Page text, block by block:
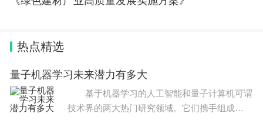
术联考也称之为统考，联考是由省级进行组织的考
联考考试成绩作为你报考本省美术院校的专业成绩，
除单考单招的美术院校，其他的艺术院校都依据联考
热点精选
量子机器学习未来潜力有多大
基于机器学习的人工智能和量子计算机可谓
技术界的两大热门研究领域。它们携手组成